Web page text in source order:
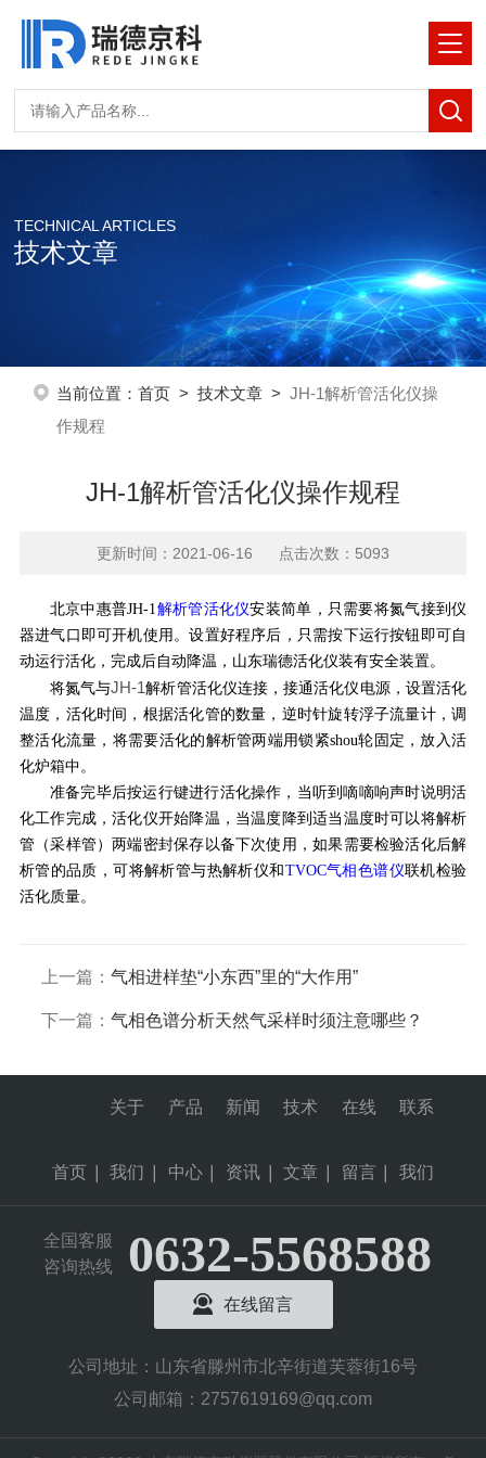
TECHNICAL ARTICLES
技术文章
当前位置： 首页> 技术文章> JH-1解析管活化仪操
作规程
JH-1解析管活化仪操作规程
更新时间：2021-06-16 点击次数：5093
北京中惠普JH-1解析管活化仪安装简单，只需要将氮气接到仪
器进气口即可开机使用。设置好程序后，只需按下运行按钮即可自
动运行活化，完成后自动降温，山东瑞德活化仪装有安全装置。
将氮气与JH-1解析管活化仪连接，接通活化仪电源，设置活化
温度，活化时间，根据活化管的数量，逆时针旋转浮子流量计，调
整活化流量，将需要活化的解析管两端用锁紧shou轮固定，放入活
化炉箱中。
准备完毕后按运行键进行活化操作，当听到嘀嘀响声时说明活
化工作完成，活化仪开始降温，当温度降到适当温度时可以将解析
管（采样管）两端密封保存以备下次使用，如果需要检验活化后解
析管的品质，可将解析管与热解析仪和 TVOC气相色谱仪联机检验
活化质量。
上一篇： 气相进样垫“小东西”里的“大作用”
下一篇： 气相色谱分析天然气采样时须注意哪些？
首页
关于
我们
产品
中心
新闻
资讯
技术
文章
在线
留言
联系
我们
全国客服
咨询热线
0632-5568588
在线留言
公司地址：山东省滕州市北辛街道芙蓉街16号
公司邮箱：2757619169@qq.com